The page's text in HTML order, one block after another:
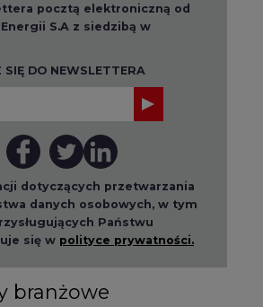
pocztą elektroniczną od
S.A z siedzibą w
SIĘ DO NEWSLETTERA
dotyczących przetwarzania
danych osobowych, w tym
Państwu
się w polityce prywatności.
branżowe